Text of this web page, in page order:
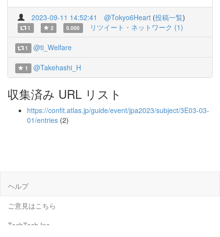
2023-09-11 14:52:41 @Tokyo6Heart (投稿一覧)
1 2 0.000 リツイート・ネットワーク (1)
1 @ti_Welfare
1 @Takehashi_H
収集済み URL リスト
https://confit.atlas.jp/guide/event/jpa2023/subject/3E03-03-
01/entries (2)
ヘルプ
ご意見はこちら
TechTech Inc.